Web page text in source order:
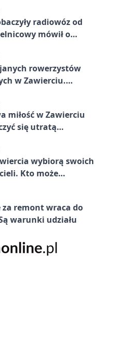
radiowóz od
mówił o
rowerzystów
w Zawierciu.
miłość w Zawierciu
się utratą
wybiorą swoich
Kto może
za remont wraca do
warunki udziału